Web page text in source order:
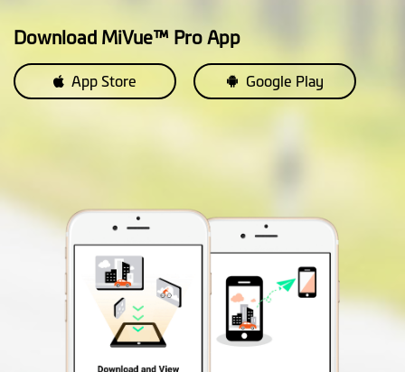
Download MiVue™ Pro App
App Store Google Play